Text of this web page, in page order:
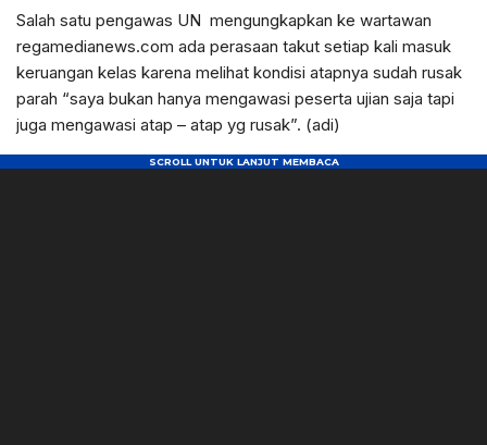
Salah satu pengawas UN mengungkapkan ke wartawan
regamedianews.com ada perasaan takut setiap kali masuk
keruangan kelas karena melihat kondisi atapnya sudah rusak
parah “saya bukan hanya mengawasi peserta ujian saja tapi
juga mengawasi atap – atap yg rusak”. (adi)